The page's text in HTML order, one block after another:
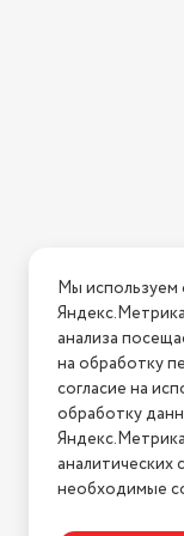
Идеальный выбор
Компактность – не
Надежность –
Универсальность
вместе с Gefest
Количество
Потребляемая
Материал рабочей
поверхности
Тип панели
Бренд
Нашли
2026 ©
Мы используем
анализа
на обработку
согласие на
обработку
аналитических
необходимые